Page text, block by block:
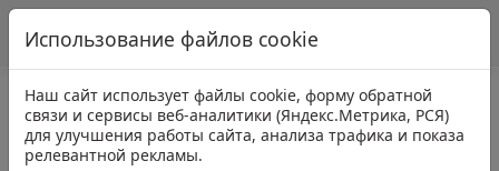
Использование файлов cookie
Наш сайт использует файлы cookie, форму обратной
связи и сервисы веб-аналитики (Яндекс.Метрика, РСЯ)
для улучшения работы сайта, анализа трафика и показа
релевантной рекламы.